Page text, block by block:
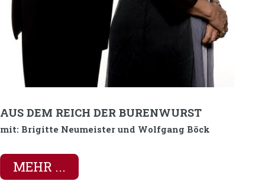
AUS DEM REICH DER BURENWURST
mit: Brigitte Neumeister und Wolfgang Böck
MEHR ...